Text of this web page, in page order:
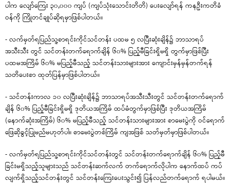
ပါက လျော်ကြေး ၃၀,၀၀၀ ကျပ် (ကျပ်သုံးသောင်းတိတိ) ပေးလျော်ရန် ကနဦးကတိခံ
ဝန်ကို ကြိုတင်ချုပ်ဆိုရမှာဖြစ်ပါတယ်။
- လက်မှတ်ရပြည်သူ့စာရင်းကိုင်သင်တန်း ပထမ ၅ လပြီးဆုံးချိန်၌ ဘာသာရပ်
အသီးသီး တွင် သင်တန်းတက်ရောက်ချိန် ၆၀% ပြည့်မီခြင်းရှိမရှိ တွက်မှာဖြစ်ပြီး
ပထမအကြိမ် ၆၀% မပြည့်မီသည့် သင်တန်းသားများအား ကျောင်းမှန်မှန်တက်ရန်
သတိပေးစာ ထုတ်ပြန်မှာဖြစ်ပါတယ်။
- သင်တန်းကာလ ၁၀ လပြီးဆုံးချိန်၌ ဘာသာရပ်အသီးသီးတွင် သင်တန်းတက်ရောက်
ချိန် ၆၀% ပြည့်မီခြင်းရှိမရှိ ဒုတိယအကြိမ် ထပ်မံတွက်မှာဖြစ်ပြီး ဒုတိယအကြိမ်
(နောက်ဆုံးအကြိမ်) ၆၀% မပြည့်မီသည့် သင်တန်းသားများအား စာမေးပွဲကို ဝင်ရောက်
ဖြေဆိုခွင့်ပြုမည်မဟုတ်ပါ။ စာမေးပွဲတစ်ကြိမ် ကျအဖြစ် သတ်မှတ်မှာဖြစ်ပါတယ်။
- လက်မှတ်ရပြည်သူ့စာရင်းကိုင်သင်တန်းတွင် သင်တန်းတက်ရောက်ချိန် ၆၀% ပြည့်မီ
ခြင်းမရှိသည့်သူများသည် သင်တန်းဆက်လက် တက်ရောက်လိုပါက နောက်ထပ် ကပ်
လျက်ရှိသည့်သင်တန်းတွင် သင်တန်းကြေးပေးသွင်း၍ ပြန်လည်တက်ရောက် ရပါမယ်။